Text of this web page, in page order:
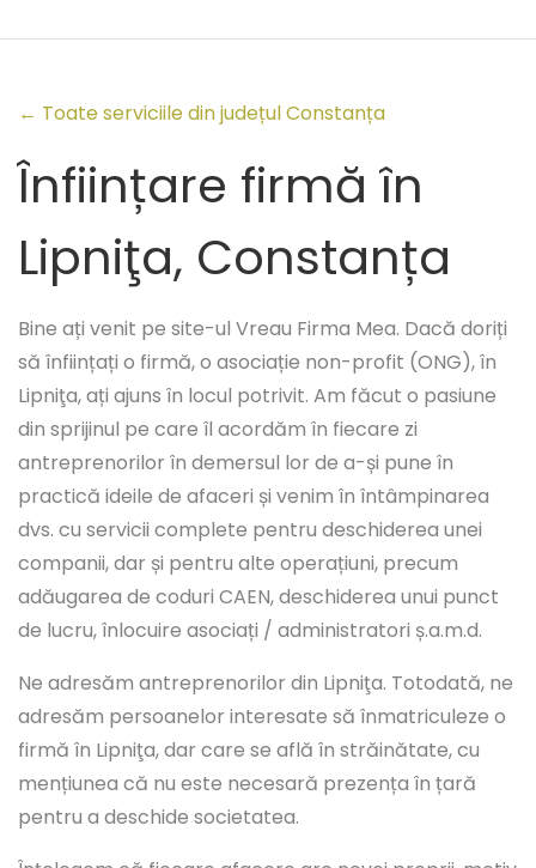
← Toate serviciile din județul Constanța
Înființare firmă în
Lipniţa, Constanța
Bine ați venit pe site-ul Vreau Firma Mea. Dacă doriți
să înființați o firmă, o asociație non-profit (ONG), în
Lipniţa, ați ajuns în locul potrivit. Am făcut o pasiune
din sprijinul pe care îl acordăm în fiecare zi
antreprenorilor în demersul lor de a-și pune în
practică ideile de afaceri și venim în întâmpinarea
dvs. cu servicii complete pentru deschiderea unei
companii, dar și pentru alte operațiuni, precum
adăugarea de coduri CAEN, deschiderea unui punct
de lucru, înlocuire asociați / administratori ș.a.m.d.
Ne adresăm antreprenorilor din Lipniţa. Totodată, ne
adresăm persoanelor interesate să înmatriculeze o
firmă în Lipniţa, dar care se află în străinătate, cu
mențiunea că nu este necesară prezența în țară
pentru a deschide societatea.